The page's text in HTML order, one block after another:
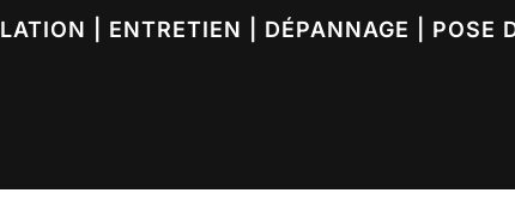
| ENTRETIEN | DÉPANNAGE | POSE